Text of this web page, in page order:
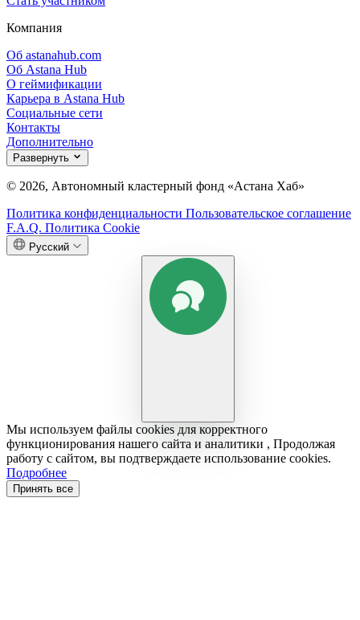
Компания
Об astanahub.com
Об Astana Hub
О геймификации
Карьера в Astana Hub
Социальные сети
Контакты
Дополнительно
Развернуть
© 2026, Автономный кластерный фонд «Астана Хаб»
Политика конфиденциальности Пользовательское соглашение
F.A.Q. Политика Cookie
Русский
Мы используем файлы cookies для корректного
функционирования нашего сайта и аналитики , Продолжая
работу с сайтом, вы подтверждаете использование cookies.
Подробнее
Принять все